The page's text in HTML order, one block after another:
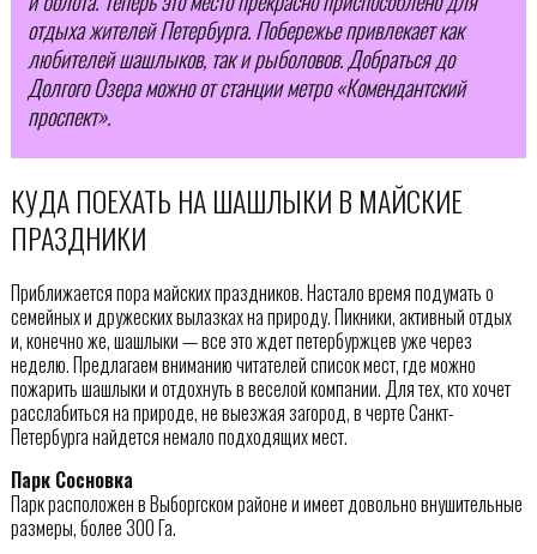
отдыха жителей Петербурга. Побережье привлекает как
любителей шашлыков, так и рыболовов. Добраться до
Долгого Озера можно от станции метро «Комендантский
проспект».
КУДА ПОЕХАТЬ НА ШАШЛЫКИ В МАЙСКИЕ
ПРАЗДНИКИ
Приближается пора майских праздников. Настало время подумать о
семейных и дружеских вылазках на природу. Пикники, активный отдых
и, конечно же, шашлыки — все это ждет петербуржцев уже через
неделю. Предлагаем вниманию читателей список мест, где можно
пожарить шашлыки и отдохнуть в веселой компании. Для тех, кто хочет
расслабиться на природе, не выезжая загород, в черте Санкт-
Петербурга найдется немало подходящих мест.
Парк Сосновка
Парк расположен в Выборгском районе и имеет довольно внушительные
размеры, более 300 Га.